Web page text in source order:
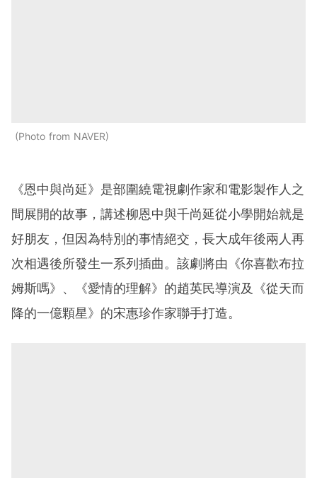
Photo from NAVER
《恩中與尚延》是部圍繞電視劇作家和電影製作人之
間展開的故事，講述柳恩中與千尚延從小學開始就是
好朋友，但因為特別的事情絕交，長大成年後兩人再
次相遇後所發生一系列插曲。該劇將由《你喜歡布拉
姆斯嗎》、《愛情的理解》的趙英民導演及《從天而
降的一億顆星》的宋惠珍作家聯手打造。